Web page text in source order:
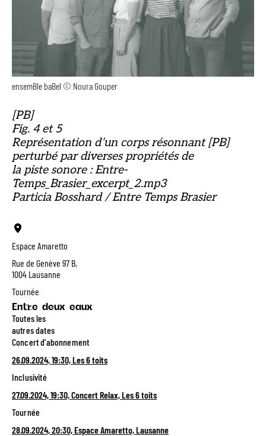
Espace Amaretto
Rue de Genève 97 B,
1004 Lausanne
Tournée
Entre deux eaux
Toutes les
autres dates
Concert d'abonnement
26.09.2024, 19:30, Les 6 toits
Inclusivité
27.09.2024, 19:30, Concert Relax, Les 6 toits
Tournée
28.09.2024, 20:30, Espace Amaretto, Lausanne
ensemBle baBel © Noura Gouper
[PB]
Fig. 4 et 5
Représentation d’un corps résonnant [PB]
perturbé par diverses propriétés de
la piste sonore : Entre-
Temps_Brasier_excerpt_2.mp3
Particia Bosshard / Entre Temps Brasier